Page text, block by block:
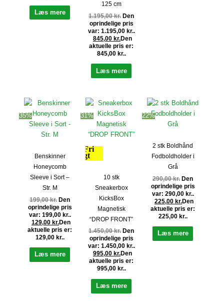
Læs mere
125 cm
1.195,00kr. Den
oprindelige pris
var: 1.195,00 kr..
845,00 kr.Den
aktuelle pris er:
845,00 kr..
Læs mere
35%
Benskinner
Honeycomb
Sleeve i Sort –
Str. M
199,00kr. Den
oprindelige pris
var: 199,00 kr..
129,00 kr.Den
aktuelle pris er:
129,00 kr..
Læs mere
31%
Fri
fragt
10 stk
Sneakerbox
KicksBox
Magnetisk
“DROP FRONT”
1.450,00kr. Den
oprindelige pris
var: 1.450,00 kr..
995,00 kr.Den
aktuelle pris er:
995,00 kr..
Læs mere
22%
2 stk Boldhånd
Fodboldholder i
Grå
290,00kr. Den
oprindelige pris
var: 290,00 kr..
225,00 kr.Den
aktuelle pris er:
225,00 kr..
Læs mere